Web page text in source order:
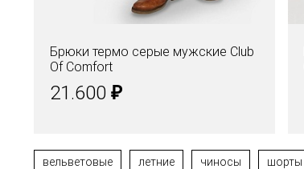
Брюки термо серые мужские Club
Of Comfort
21.600 ₽
вельветовые летние чиносы шорты